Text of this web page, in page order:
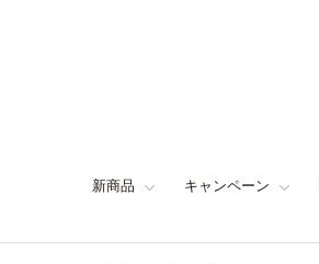
新商品 キャンペーン